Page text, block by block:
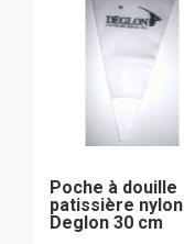
Poche à douille
patissière nylon
Deglon 30 cm